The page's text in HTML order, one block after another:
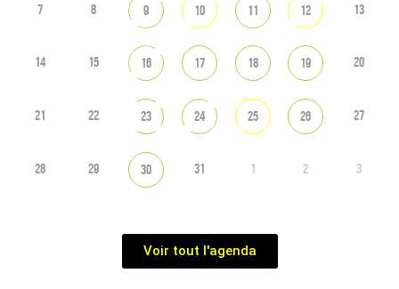
7 8 9 10 11 12 13
14 15 16 17 18 19 20
21 22 23 24 25 26 27
28 29 30 31 1 2 3
Voir tout l'agenda